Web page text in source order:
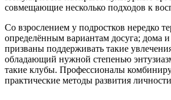
совмещающие несколько подходов к
Со взрослением у подростков нередко
определённым вариантам досуга; дома
призваны поддерживать такие
обладающий нужной степенью
такие клубы. Профессионалы
практические методы развития